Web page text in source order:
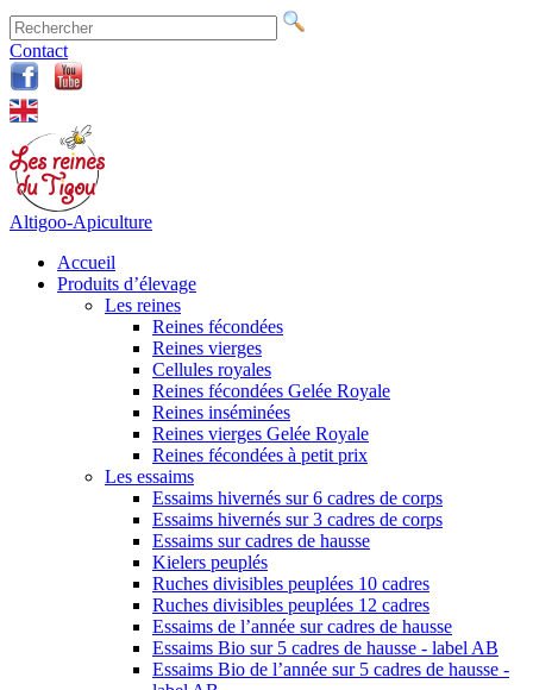
Contact
Altigoo-Apiculture
Accueil
Produits d’élevage
Les reines
Reines fécondées
Reines vierges
Cellules royales
Reines fécondées Gelée Royale
Reines inséminées
Reines vierges Gelée Royale
Reines fécondées à petit prix
Les essaims
Essaims hivernés sur 6 cadres de corps
Essaims hivernés sur 3 cadres de corps
Essaims sur cadres de hausse
Kielers peuplés
Ruches divisibles peuplées 10 cadres
Ruches divisibles peuplées 12 cadres
Essaims de l’année sur cadres de hausse
Essaims Bio sur 5 cadres de hausse - label AB
Essaims Bio de l’année sur 5 cadres de hausse -